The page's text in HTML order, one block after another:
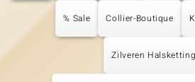
% Sale Collier-Boutique
Zilveren